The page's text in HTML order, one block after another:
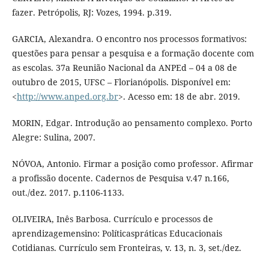
fazer. Petrópolis, RJ: Vozes, 1994. p.319.
GARCIA, Alexandra. O encontro nos processos formativos:
questões para pensar a pesquisa e a formação docente com
as escolas. 37a Reunião Nacional da ANPEd – 04 a 08 de
outubro de 2015, UFSC – Florianópolis. Disponível em:
<http://www.anped.org.br>. Acesso em: 18 de abr. 2019.
MORIN, Edgar. Introdução ao pensamento complexo. Porto
Alegre: Sulina, 2007.
NÓVOA, Antonio. Firmar a posição como professor. Afirmar
a profissão docente. Cadernos de Pesquisa v.47 n.166,
out./dez. 2017. p.1106-1133.
OLIVEIRA, Inês Barbosa. Currículo e processos de
aprendizagemensino: Políticaspráticas Educacionais
Cotidianas. Currículo sem Fronteiras, v. 13, n. 3, set./dez.